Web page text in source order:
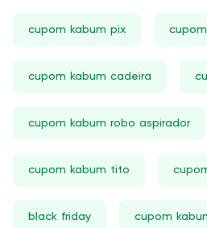
cupom kabum pix
cupom kabum cadeira
cupom kabum robo aspirador
cupom kabum tito
black friday cupom